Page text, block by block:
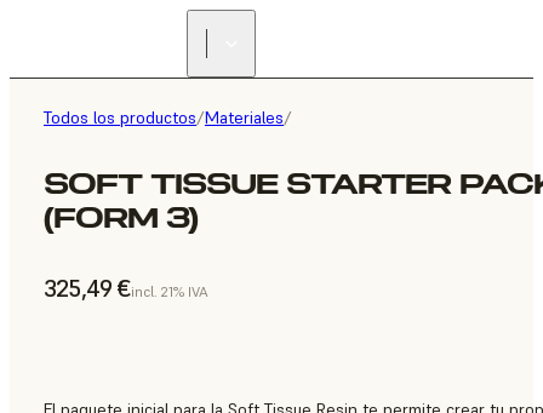
Todos los productos/Materiales/
SOFT TISSUE STARTER
(FORM 3)
325,49 €incl. 21% IVA